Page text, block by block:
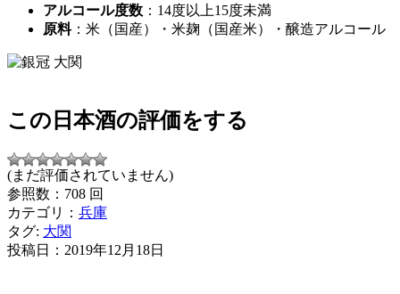
アルコール度数 ：14度以上15度未満
原料：米（国産）・米麹（国産米）・醸造アルコール
この日本酒の評価をする
(まだ評価されていません)
参照数：708 回
カテゴリ： 兵庫
タグ: 大関
投稿日： 2019年12月18日